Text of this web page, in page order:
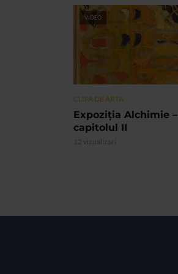
VIDEO
CLIPA DE ARTA
Expoziția Alchimie –
capitolul II
12 vizualizari